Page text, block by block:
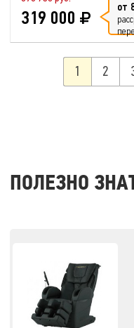
319 000 от
1 2
ПОЛЕЗНО